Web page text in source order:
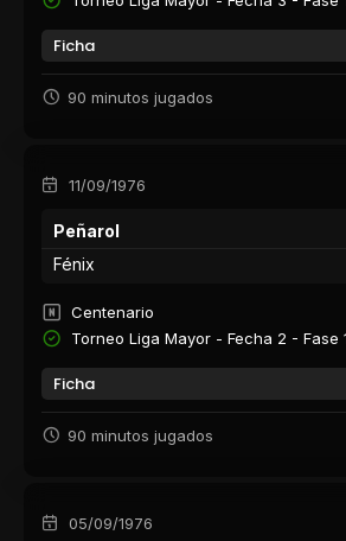
Ficha
90 minutos jugados
11/09/1976
Peñarol
Fénix
Centenario
Torneo Liga Mayor - Fecha 2 - Fase
Ficha
90 minutos jugados
05/09/1976